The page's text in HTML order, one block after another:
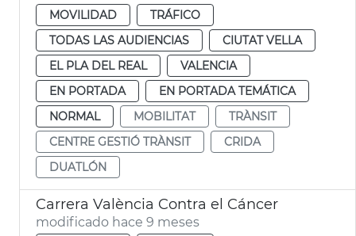
MOVILIDAD
TRÁFICO
TODAS LAS AUDIENCIAS
CIUTAT VELLA
EL PLA DEL REAL
VALENCIA
EN PORTADA
EN PORTADA TEMÁTICA
NORMAL
MOBILITAT
TRÀNSIT
CENTRE GESTIÓ TRÀNSIT
CRIDA
DUATLÓN
Carrera València Contra el Cáncer
modificado hace 9 meses